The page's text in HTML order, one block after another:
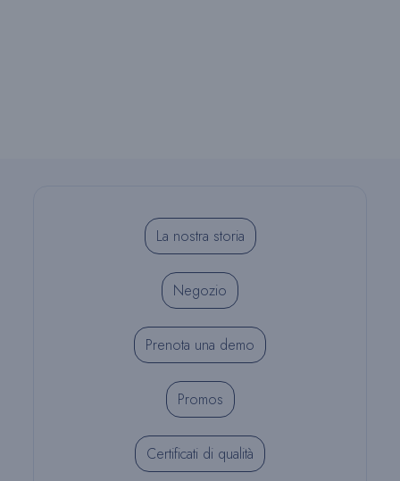
La nostra storia
Negozio
Prenota una demo
Promos
Certificati di qualità